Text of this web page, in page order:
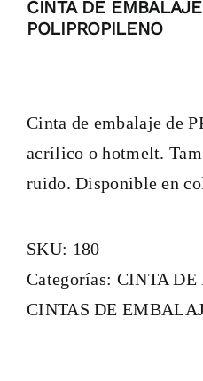
CINTA DE
POLIPROPILENO
Cinta de embalaje de
acrílico o hotmelt.
ruido. Disponible en
SKU: 180
Categorías: CINTA DE
CINTAS DE